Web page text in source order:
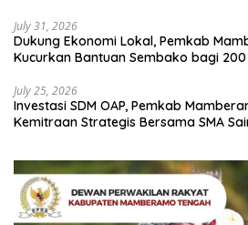
July 31, 2026
Dukung Ekonomi Lokal, Pemkab
Kucurkan Bantuan Sembako bagi 200
July 25, 2026
Investasi SDM OAP, Pemkab
Kemitraan Strategis Bersama SMA